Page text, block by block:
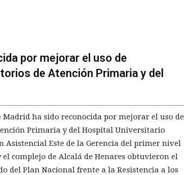
por mejorar el uso de
de Atención Primaria y del
ha sido reconocida por mejorar el uso de
Primaria y del Hospital Universitario
Asistencial Este de la Gerencia del primer nivel
complejo de Alcalá de Henares obtuvieron el
del Plan Nacional frente a la Resistencia a los